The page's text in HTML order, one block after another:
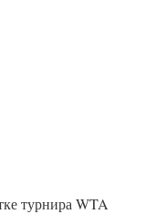
турнира WTA